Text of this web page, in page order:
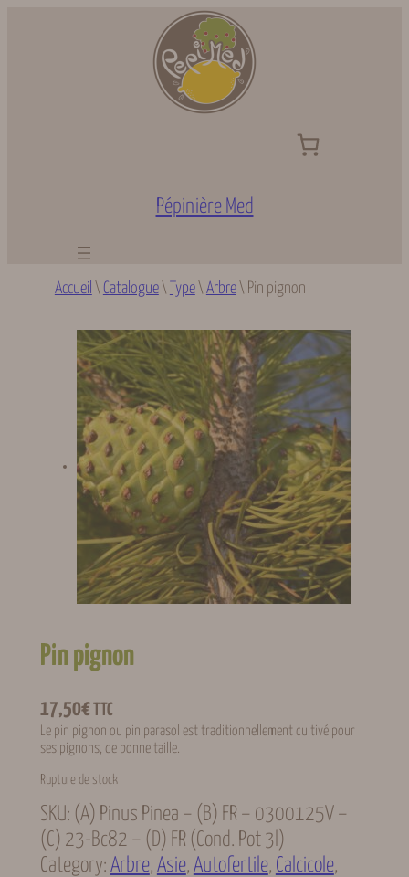
Pépinière Med
Accueil \ Catalogue\ Type\ Arbre\ Pin pignon
Pin pignon
17,50€ TTC
Le pin pignon ou pin parasol est traditionnellement cultivé pour
ses pignons, de bonne taille.
Rupture de stock
SKU: (A) Pinus Pinea – (B) FR – 0300125V –
(C) 23-Bc82 – (D) FR (cond. Pot 3l)
Category: Arbre, Asie, Autofertile, Calcicole